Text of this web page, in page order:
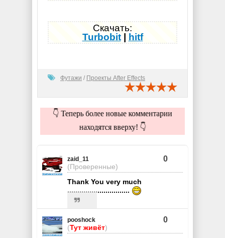
Скачать:
Turbobit| hitf
Футажи / Проекты After Effects
👇 Теперь более новые комментарии
находятся вверху! 👇
zaid_11
(Проверенные)
0
Thank You very much
...............................
pooshock
(Тут живёт)
0